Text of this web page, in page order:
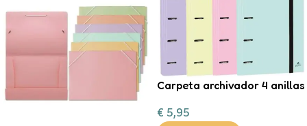
Carpeta archivador 4 anillas
€ 5,95